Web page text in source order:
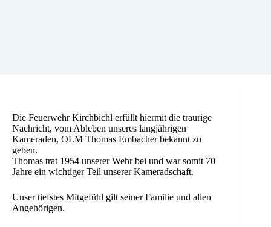
Die Feuerwehr Kirchbichl erfüllt hiermit die traurige
Nachricht, vom Ableben unseres langjährigen
Kameraden, OLM Thomas Embacher bekannt zu
geben.
Thomas trat 1954 unserer Wehr bei und war somit 70
Jahre ein wichtiger Teil unserer Kameradschaft.
Unser tiefstes Mitgefühl gilt seiner Familie und allen
Angehörigen.